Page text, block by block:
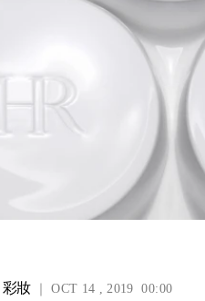
彩妝｜ OCT 14 , 2019 00:00